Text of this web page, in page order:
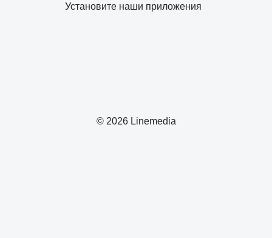
© 2026 Linemedia
Установите наши приложения